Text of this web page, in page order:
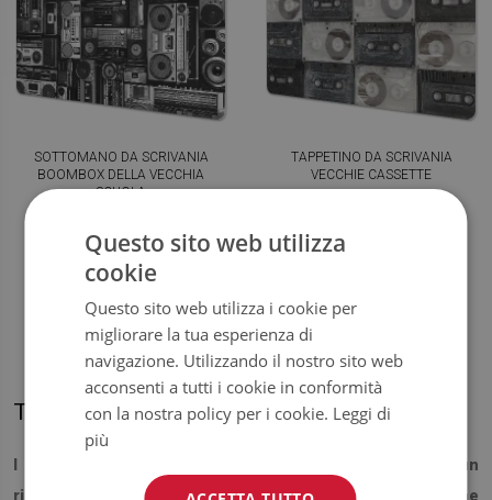
SOTTOMANO DA SCRIVANIA
BOOMBOX DELLA VECCHIA
SCUOLA
PREZZO:39.99 €
COMPRA
ORA
TAPPETINO DA SCRIVANIA
VECCHIE CASSETTE
PREZZO:
Tappetini protettivi per scrivania musicali
I tappetini per scrivania con motivi musicali sono un
riempimento perfetto dell'ufficio casalingo di ogni melomane
Questo sito web utilizza
cookie
Questo sito web utilizza i cookie per
migliorare la tua esperienza di
navigazione. Utilizzando il nostro sito web
acconsenti a tutti i cookie in conformità
con la nostra policy per i cookie. Leggi di
più